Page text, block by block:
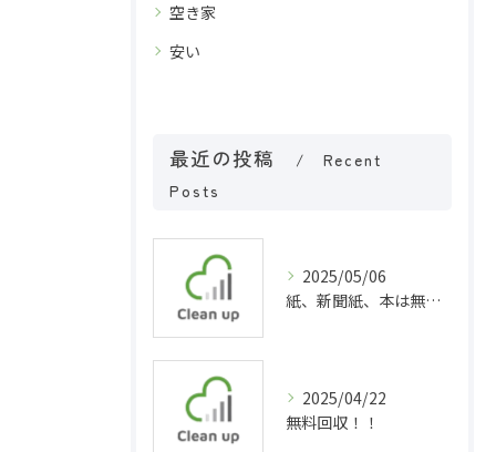
空き家
安い
最近の投稿
Recent
Posts
2025/05/06
紙、新聞紙、本は無料回収！
2025/04/22
無料回収！！